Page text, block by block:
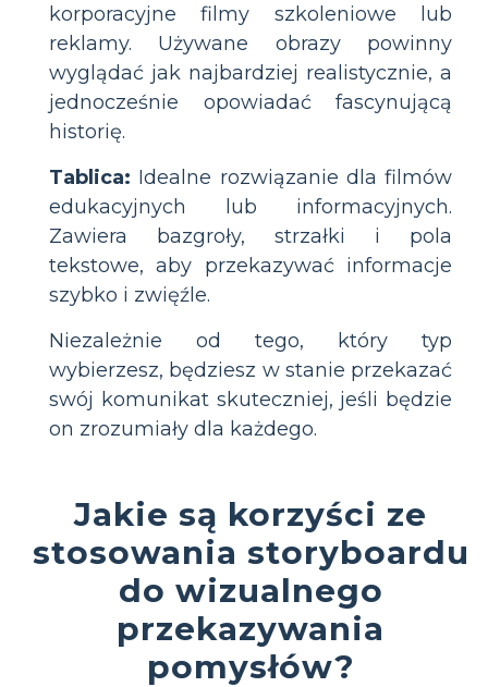
korporacyjne filmy szkoleniowe lub
reklamy. Używane obrazy powinny
wyglądać jak najbardziej realistycznie, a
jednocześnie opowiadać fascynującą
historię.
Tablica: Idealne rozwiązanie dla filmów
edukacyjnych lub informacyjnych.
Zawiera bazgroły, strzałki i pola
tekstowe, aby przekazywać informacje
szybko i zwięźle.
Niezależnie od tego, który typ
wybierzesz, będziesz w stanie przekazać
swój komunikat skuteczniej, jeśli będzie
on zrozumiały dla każdego.
Jakie są korzyści ze
stosowania storyboardu
do wizualnego
przekazywania
pomysłów?